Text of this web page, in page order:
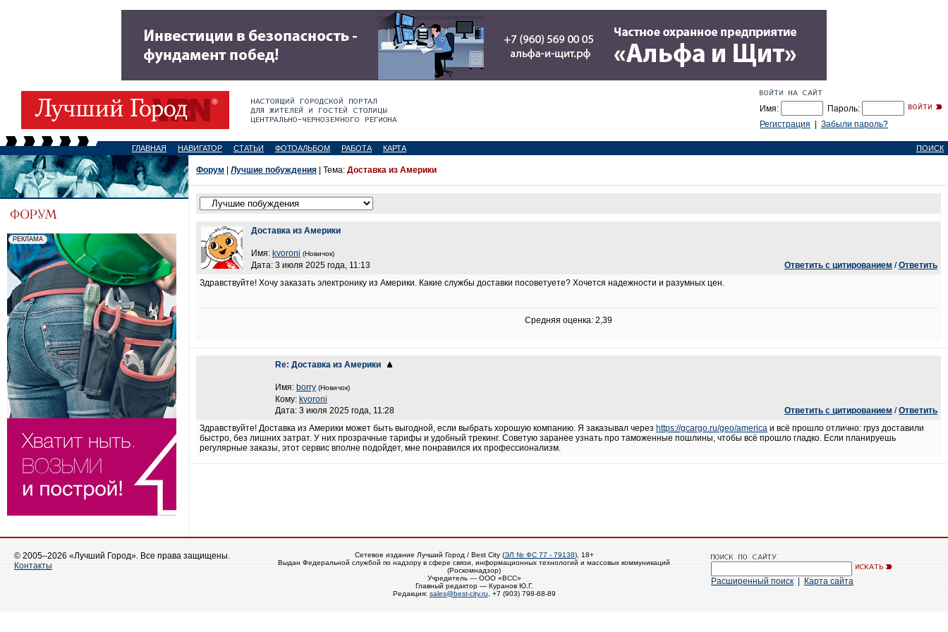
Имя:
Пароль:
Регистрация
Забыли пароль?
ГЛАВНАЯ НАВИГАТОР СТАТЬИ ФОТОАЛЬБОМ РАБОТА КАРТА ПОИСК
Форум Лучшие побуждения | Тема: Доставка из Америки
Доставка из Америки
Имя: kvoroni (Новичок)
Дата: 3 июля 2025 года, 11:13 Ответить с цитированием /Ответить
Здравствуйте! Хочу заказать электронику из Америки. Какие службы доставки посоветуете? Хочется надежности и разумных цен.
Средняя оценка: 2,39
Re: Доставка из Америки
Имя: borry (Новичок)
Кому: kvoroni
Дата: 3 июля 2025 года, 11:28
Ответить с цитированием /Ответить
Здравствуйте! Доставка из Америки может быть выгодной, если выбрать хорошую компанию. Я заказывал через https://gcargo.ru/geo/america и всё прошло отлично: груз доставили
быстро, без лишних затрат. У них прозрачные тарифы и удобный трекинг. Советую заранее узнать про таможенные пошлины, чтобы всё прошло гладко. Если планируешь
регулярные заказы, этот сервис вполне подойдет, мне понравился их профессионализм.
© 2005–2026 «Лучший Город». Все права защищены.
Контакты
Сетевое издание Лучший Город / Best City (ЭЛ № ФС 77 - 79138), 18+
Выдан Федеральной службой по надзору в сфере связи, информационных технологий и массовых коммуникаций
(Роскомнадзор)
Учредитель — ООО «ВСС»
Главный редактор — Куранов Ю.Г.
Редакция: sales@best-city.ru , +7 (903) 798-68-89
Расширенный поиск Карта сайта